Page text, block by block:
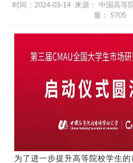
时间：2024-03-14 来源： 中国高
量： 5705
为了进一步提升高等院校学生